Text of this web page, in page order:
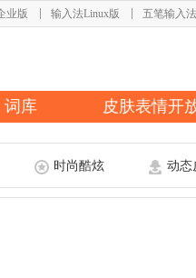
业版 输入法Linux版 五笔输入法
词库 皮肤表情开
时尚酷炫 动态